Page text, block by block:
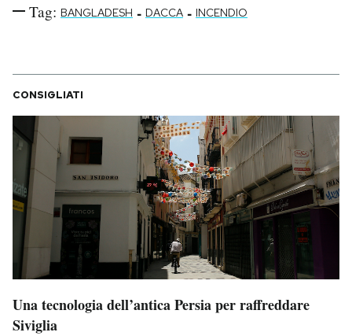
Tag: BANGLADESH - DACCA - INCENDIO
CONSIGLIATI
Una tecnologia dell’antica Persia per raffreddare
Siviglia